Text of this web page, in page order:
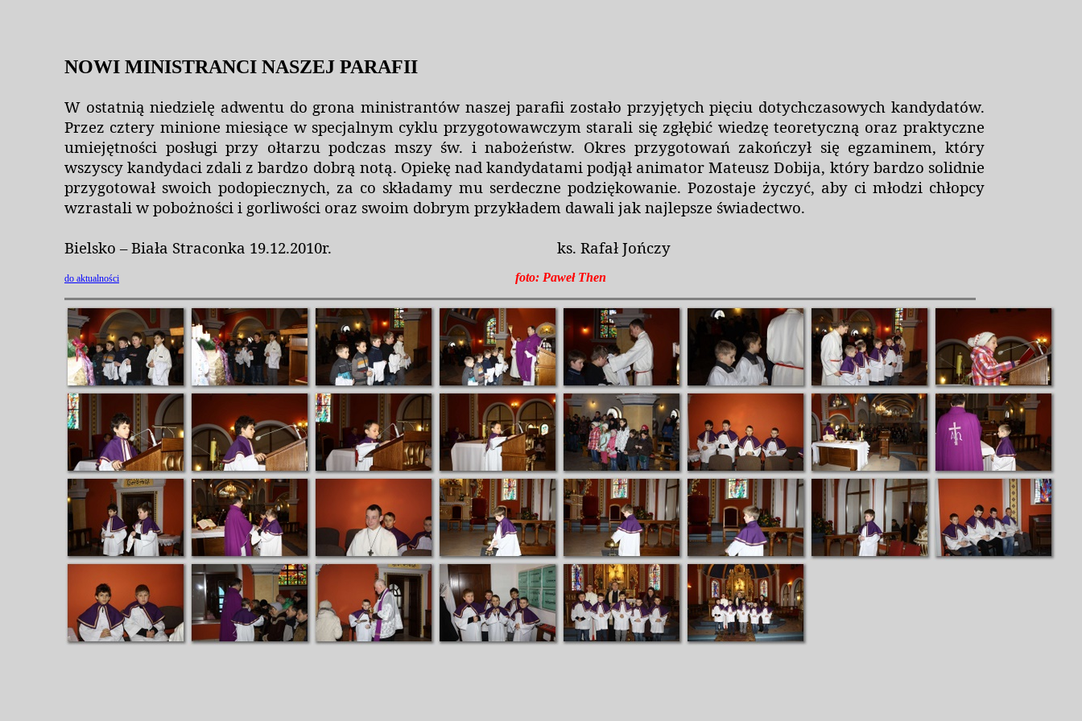
NOWI MINISTRANCI NASZEJ PARAFII
W ostatnią niedzielę adwentu do grona ministrantów naszej parafii zostało przyjętych pięciu dotychczasowych kandydatów.
Przez cztery minione miesiące w specjalnym cyklu przygotowawczym starali się zgłębić wiedzę teoretyczną oraz praktyczne
umiejętności posługi przy ołtarzu podczas mszy św. i nabożeństw. Okres przygotowań zakończył się egzaminem, który
wszyscy kandydaci zdali z bardzo dobrą notą. Opiekę nad kandydatami podjął animator Mateusz Dobija, który bardzo solidnie
przygotował swoich podopiecznych, za co składamy mu serdeczne podziękowanie. Pozostaje życzyć, aby ci młodzi chłopcy
wzrastali w pobożności i gorliwości oraz swoim dobrym przykładem dawali jak najlepsze świadectwo.
Bielsko – Biała Straconka 19.12.2010r.
ks. Rafał Jończy
do aktualności foto: Paweł Then